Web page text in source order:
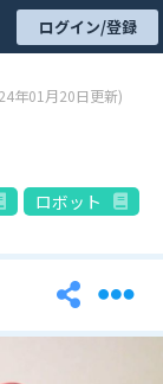
ログイン/登録
年01月20日更新)
ロボット